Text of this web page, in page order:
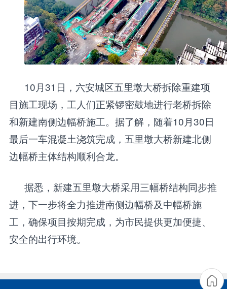
10月31日，六安城区五里墩大桥拆除重建项
目施工现场，工人们正紧锣密鼓地进行老桥拆除
和新建南侧边幅桥施工。据了解，随着10月30日
最后一车混凝土浇筑完成，五里墩大桥新建北侧
边幅桥主体结构顺利合龙。
据悉，新建五里墩大桥采用三幅桥结构同步推
进，下一步将全力推进南侧边幅桥及中幅桥施
工，确保项目按期完成，为市民提供更加便捷、
安全的出行环境。